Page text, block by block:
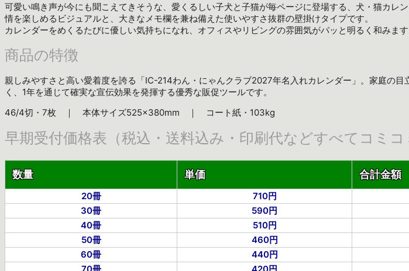
可愛い鳴き声が今にも聞こえてきそうな、愛くるしい子犬と子猫が毎ページに登場する、犬・猫カレ
情を楽しめるビジュアルと、大きなメモ欄を兼ね備えた使いやすさ抜群の壁掛けタイプです。
カレンダーをめくるたびに優しい気持ちになれ、オフィスやリビングの雰囲気がパッと明るく和みます
商品の特徴
親しみやすさと高い愛着度を誇る「IC-214わん・にゃんクラブ2027年名入れカレンダー」。家庭の
く、1年を通じて確実な宣伝効果を発揮する優秀な販促ツールです。
46/4切・7枚 ｜ 本体サイズ525×380mm ｜ コート紙・103kg
早期受付価格表（税込・送料込み・印刷代などすべてコミコ
数量 単価 合計金額
20冊 710円
30冊
590円
40冊
510円
50冊
460円
60冊
440円